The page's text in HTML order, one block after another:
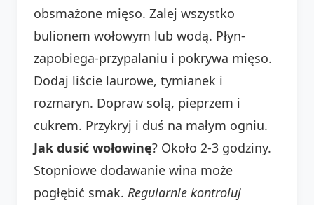
obsmażone mięso. Zalej wszystko
bulionem wołowym lub wodą. Płyn-
zapobiega-przypalaniu i pokrywa mięso.
Dodaj liście laurowe, tymianek i
rozmaryn. Dopraw solą, pieprzem i
cukrem. Przykryj i duś na małym ogniu.
Jak dusić wołowinę? Około 2-3 godziny.
Stopniowe dodawanie wina może
pogłębić smak. Regularnie kontroluj